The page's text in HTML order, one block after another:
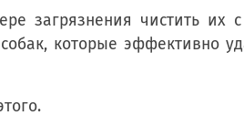
загрязнения чистить их
которые эффективно